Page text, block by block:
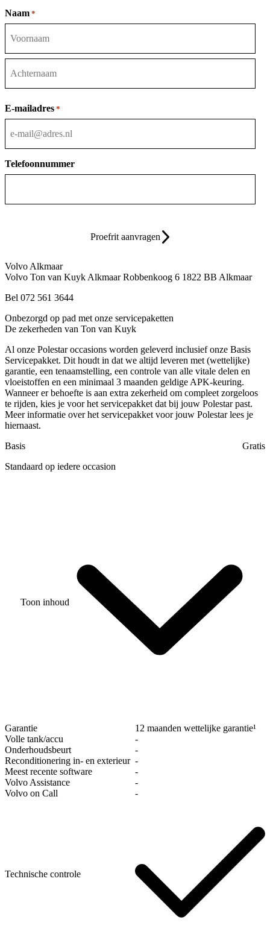
Naam *
Voornaam
E-mailadres *
Telefoonnummer
Proefrit aanvragen
Volvo Alkmaar
Volvo Ton van Kuyk Alkmaar Robbenkoog 6 1822 BB Alkmaar
Bel 072 561 3644
Onbezorgd op pad met onze servicepaketten
De zekerheden van Ton van Kuyk
Al onze Polestar occasions worden geleverd inclusief onze Basis
Servicepakket. Dit houdt in dat we altijd leveren met (wettelijke)
garantie, een tenaamstelling, een controle van alle vitale delen en
vloeistoffen en een minimaal 3 maanden geldige APK-keuring.
Wanneer er behoefte is aan extra zekerheid om compleet zorgeloos
te rijden, kies je voor het servicepakket dat bij jouw Polestar past.
Meer informatie over het servicepakket voor jouw Polestar lees je
hiernaast.
Basis
Gratis
Standaard op iedere occasion
Toon inhoud
Garantie
12 maanden wettelijke garantie¹
Volle tank/accu
‐
Onderhoudsbeurt
‐
Reconditionering in- en exterieur ‐
Meest recente software
‐
Volvo Assistance
‐
Volvo on Call
‐
Technische controle